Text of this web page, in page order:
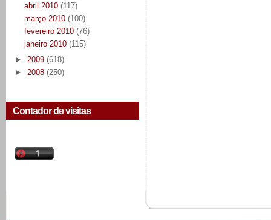
abril 2010 (117)
março 2010 (100)
fevereiro 2010 (76)
janeiro 2010 (115)
► 2009 (618)
► 2008 (250)
Contador de visitas